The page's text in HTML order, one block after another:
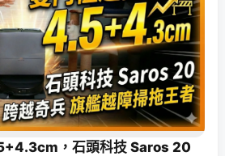
，石頭科技 Saros 20